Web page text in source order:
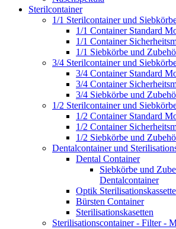
Sterilcontainer
1/1 Sterilcontainer und
1/1 Container Standard
1/1 Container
1/1 Siebkörbe und
3/4 Sterilcontainer und
3/4 Container Standard
3/4 Container
3/4 Siebkörbe und
1/2 Sterilcontainer und
1/2 Container Standard
1/2 Container
1/2 Siebkörbe und
Dentalcontainer und
Dental Container
Siebkörbe und
Dentalcontainer
Optik
Bürsten Container
Sterilisationskasetten
Sterilisationscontainer - Filter -